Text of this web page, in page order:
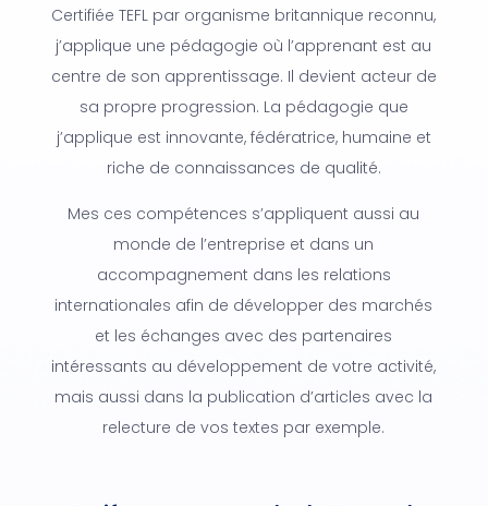
Certifiée TEFL par organisme britannique reconnu,
j’applique une pédagogie où l’apprenant est au
centre de son apprentissage. Il devient acteur de
sa propre progression. La pédagogie que
j’applique est innovante, fédératrice, humaine et
riche de connaissances de qualité.
Mes ces compétences s’appliquent aussi au
monde de l’entreprise et dans un
accompagnement dans les relations
internationales afin de développer des marchés
et les échanges avec des partenaires
intéressants au développement de votre activité,
mais aussi dans la publication d’articles avec la
relecture de vos textes par exemple.